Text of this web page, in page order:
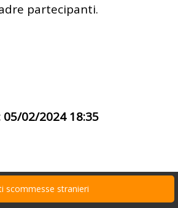
partecipanti.
02/2024 18:35
scommesse stranieri